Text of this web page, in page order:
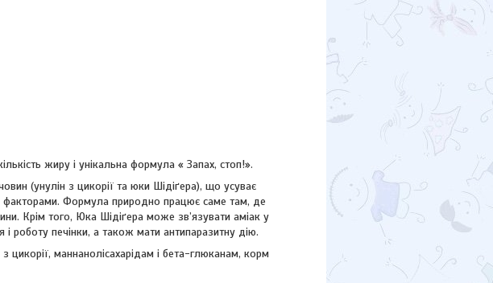
жиру і унікальна формула « Запах, стоп!».
(унулін з цикорії та юки Шідіґера), що усуває
факторами. Формула природно працює саме там, де
Крім того, Юка Шідіґера може зв’язувати аміак у
роботу печінки, а також мати антипаразитну дію.
цикорії, маннанолісахарідам і бета-глюканам, корм